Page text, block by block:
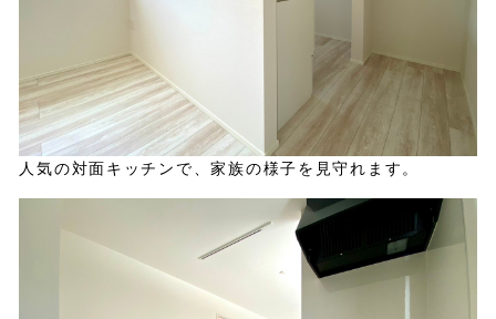
人気の対面キッチンで、家族の様子を見守れます。